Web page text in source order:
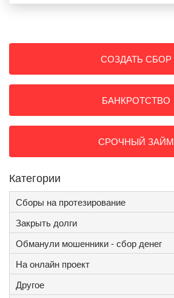
СОЗДАТЬ СБОР
БАНКРОТСТВО
СРОЧНЫЙ ЗАЙМ
Категории
Сборы на протезирование
Закрыть долги
Обманули мошенники - сбор денег
На онлайн проект
Другое